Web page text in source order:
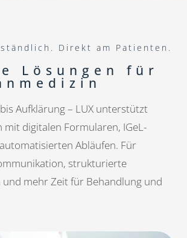
Direkt am Patienten.
Lösungen für
Aufklärung – LUX unterstützt
mit digitalen Formularen, IGeL-
Abläufen. Für
strukturierte
mehr Zeit für Behandlung und